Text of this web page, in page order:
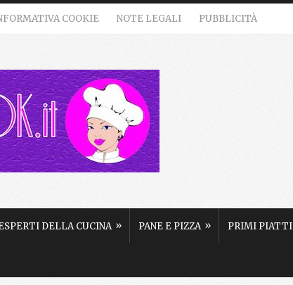
COOKIE NOTE LEGALI PUBBLICITÀ
DELLA CUCINA » PANE E PIZZA » PRIMI PIATTI